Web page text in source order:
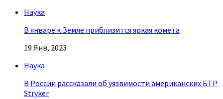
Наука
В январе к Земле приблизится яркая комета
19 Янв, 2023
Наука
В России рассказали об уязвимости американских БТР
Stryker